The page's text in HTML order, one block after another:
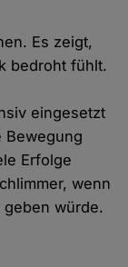
Es zeigt,
bedroht fühlt.
eingesetzt
Bewegung
Erfolge
wenn
würde.